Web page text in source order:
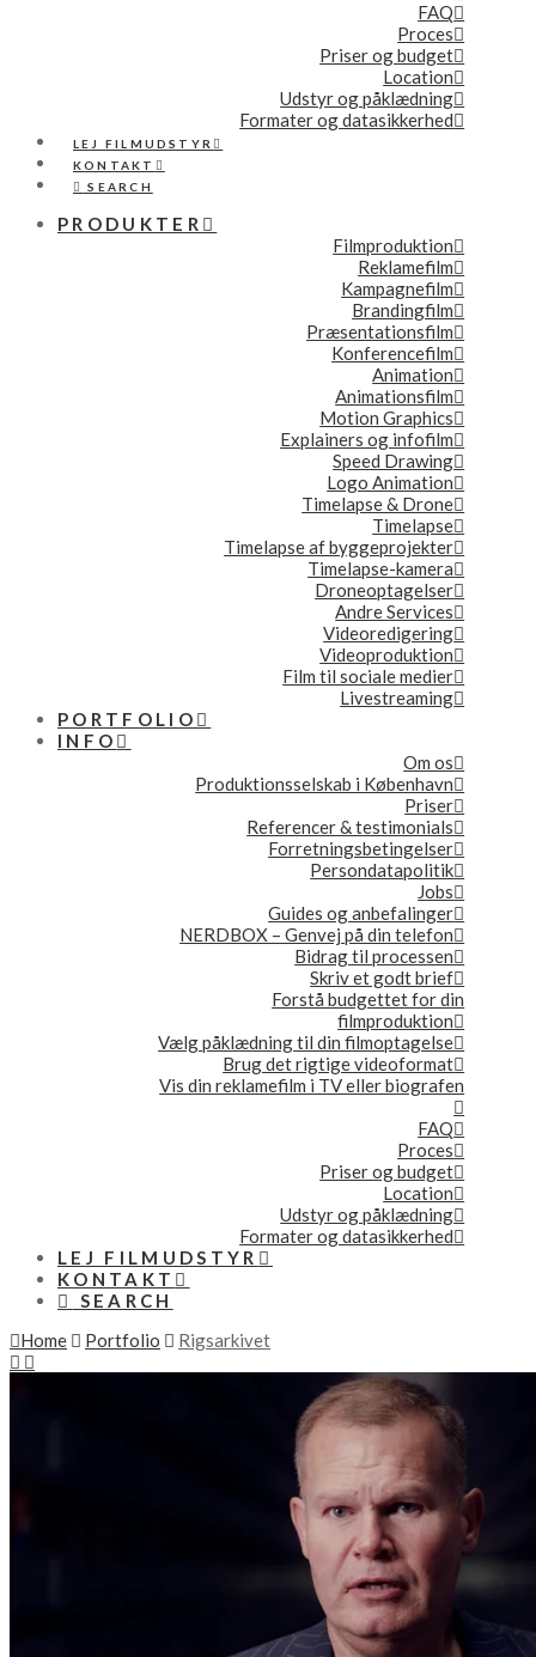
FAQ
Proces
Priser og budget
Location
Udstyr og påklædning
Formater og datasikkerhed
LEJ FILMUDSTYR
KONTAKT
SEARCH
PRODUKTER
Filmproduktion
Reklamefilm
Kampagnefilm
Brandingfilm
Præsentationsfilm
Konferencefilm
Animation
Animationsfilm
Motion Graphics
Explainers og infofilm
Speed Drawing
Logo Animation
Timelapse & Drone
Timelapse
Timelapse af byggeprojekter
Timelapse-kamera
Droneoptagelser
Andre Services
Videoredigering
Videoproduktion
Film til sociale medier
Livestreaming
PORTFOLIO
INFO
Om os
Produktionsselskab i København
Priser
Referencer & testimonials
Forretningsbetingelser
Persondatapolitik
Jobs
Guides og anbefalinger
NERDBOX – Genvej på din telefon
Bidrag til processen
Skriv et godt brief
Forstå budgettet for din
filmproduktion
Vælg påklædning til din filmoptagelse
Brug det rigtige videoformat
Vis din reklamefilm i TV eller biografen
FAQ
Proces
Priser og budget
Location
Udstyr og påklædning
Formater og datasikkerhed
LEJ FILMUDSTYR
KONTAKT
SEARCH
Home
Portfolio Rigsarkivet